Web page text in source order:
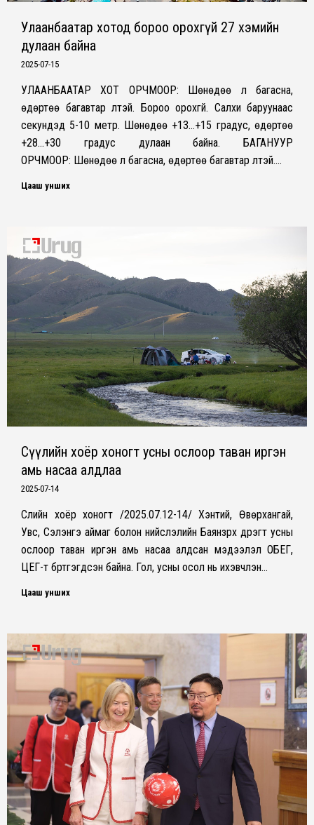
Улаанбаатар хотод бороо орохгүй 27 хэмийн
дулаан байна
2025-07-15
УЛААНБААТАР ХОТ ОРЧМООР: Шөнөдөө үүл багасна,
өдөртөө багавтар үүлтэй. Бороо орохгүй. Салхи баруунаас
секундэд 5-10 метр. Шөнөдөө +13…+15 градус, өдөртөө
+28…+30 градус дулаан байна. БАГАНУУР
ОРЧМООР: Шөнөдөө үүл багасна, өдөртөө багавтар үүлтэй.…
Цааш унших
Сүүлийн хоёр хоногт усны ослоор таван иргэн
амь насаа алдлаа
2025-07-14
Сүүлийн хоёр хоногт /2025.07.12-14/ Хэнтий, Өвөрхангай,
Увс, Сэлэнгэ аймаг болон нийслэлийн Баянзүрх дүүрэгт усны
ослоор таван иргэн амь насаа алдсан мэдээлэл ОБЕГ,
ЦЕГ-т бүртгэгдсэн байна. Гол, усны осол нь ихэвчлэн…
Цааш унших